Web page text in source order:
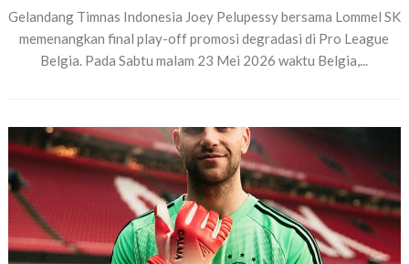
Gelandang Timnas Indonesia Joey Pelupessy bersama Lommel SK
memenangkan final play-off promosi degradasi di Pro League
Belgia. Pada Sabtu malam 23 Mei 2026 waktu Belgia,...